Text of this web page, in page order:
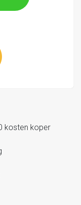
kosten koper